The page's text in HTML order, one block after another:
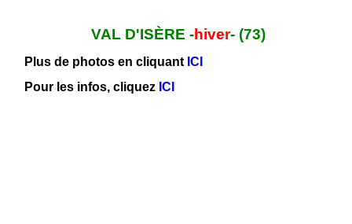
VAL D'ISÈRE -hiver- (73)
Plus de photos en cliquant ICI
Pour les infos, cliquez ICI